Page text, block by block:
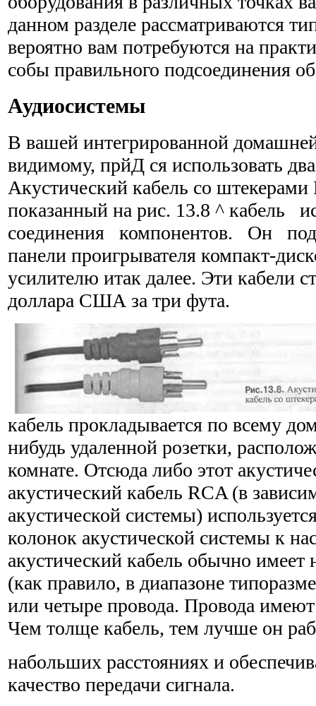
данном разделе рассматриваются
вероятно вам потребуются на
собы правильного подсоединения
Аудиосистемы
В вашей интегрированной
видимому, прйД ся использовать
Акустический кабель со
показанный на рис. 13.8 ^ кабель
соединения компонентов. Он
панели проигрывателя компакт-
усилителю итак далее. Эти кабели
доллара США за три фута.
кабель прокладыва­ется по всему
нибудь удаленной розетки,
комнате. Отсюда либо этот
акустический кабель RCA (в
акустической системы)
колонок акустической системы к
акустический кабель обычно имеет
(как правило, в диапа­зоне
или четыре провода. Провода
Чем толще кабель, тем лучше он
набольших расстояниях и
качество передачи сигнала.